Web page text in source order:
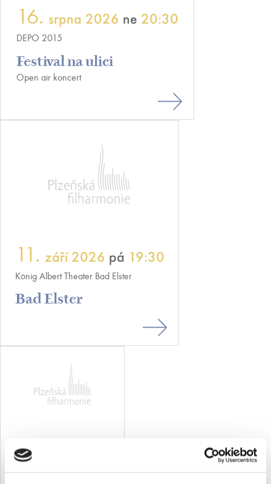
Festival na ulici
16. srpna 2026 ne 20:30
DEPO 2015
Open air koncert
Bad Elster
11. září 2026 pá 19:30
König Albert Theater Bad Elster
17.